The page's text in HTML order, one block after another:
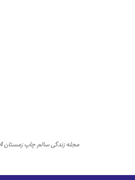
مجله زندگی سالم چاپ زمستان 1404